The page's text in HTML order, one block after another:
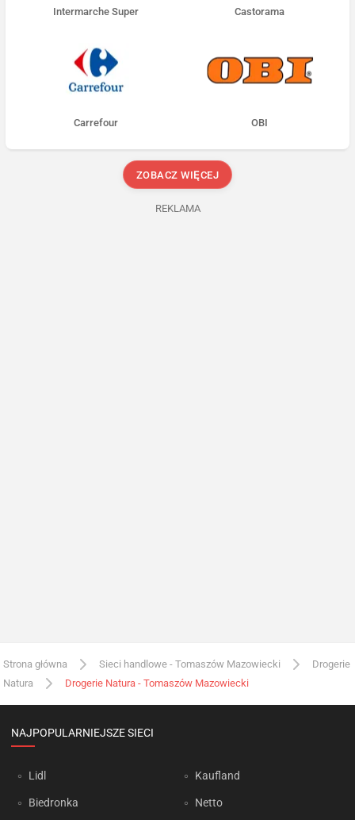
Intermarche Super Castorama
Carrefour OBI
ZOBACZ WIĘCEJ
REKLAMA
Strona główna Sieci handlowe - Tomaszów Mazowiecki
Drogerie
Natura
Drogerie Natura - Tomaszów Mazowiecki
NAJPOPULARNIEJSZE SIECI
Lidl
Biedronka
Kaufland
Netto